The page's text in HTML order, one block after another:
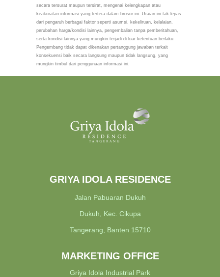
secara tersurat maupun tersirat, mengenai kelengkapan atau
keakuratan informasi yang tertera dalam brosur ini. Uraian ini tak lepas
dari pengaruh berbagai faktor seperti asumsi, kekeliruan, kelalaian,
perubahan harga/kondisi lainnya, pengembalian tanpa pemberitahuan,
serta kondisi lainnya yang mungkin terjadi di luar ketentuan berlaku.
Pengembang tidak dapat dikenakan pertanggung jawaban terkait
konsekuensi baik secara langsung maupun tidak langsung, yang
mungkin timbul dari penggunaan informasi ini.
GRIYA IDOLA RESIDENCE
Jalan Pabuaran Dukuh
Dukuh, Kec. Cikupa
Tangerang, Banten 15710
MARKETING OFFICE
Griya Idola Industrial Park